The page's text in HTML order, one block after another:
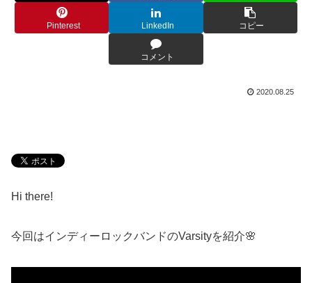
Pinterest LinkedIn コピー
コメント
2020.08.25
Hi there!
今回はインディーロックバンドのVarsityを紹介🌸